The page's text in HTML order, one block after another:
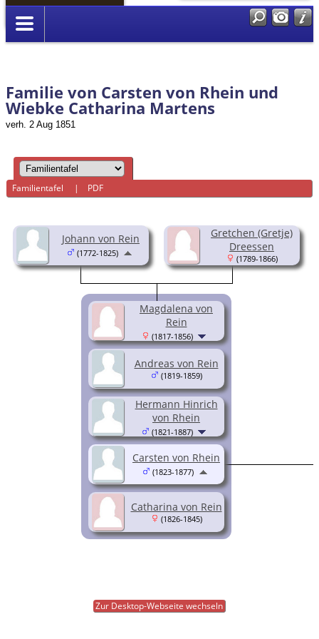
Anmelden
Familie von Carsten von Rhein und
Wiebke Catharina Martens
verh. 2 Aug 1851
Familientafel | PDF
Johann von Rein
(1772-1825)
Gretchen (Gretje)
Dreessen
(1789-1866)
Magdalena von
Rein
(1817-1856)
Andreas von Rein
(1819-1859)
Hermann Hinrich
von Rhein
(1821-1887)
Catharina von Rein
(1826-1845)
Carsten von Rhein
(1823-1877)
Zur Desktop-Webseite wechseln